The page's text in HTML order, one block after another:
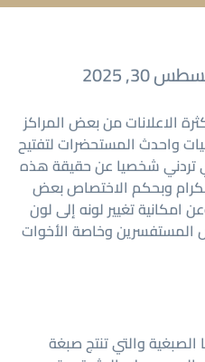
2025
الاعلانات من بعض المراكز
واحدث المستحضرات لتفتيح
تردني شخصيا عن حقيقة هذه
وبحكم الاختصاص بعض
تغيير لونه إلى لون
وخاصة الأخوات
والتي تنتج صبغة